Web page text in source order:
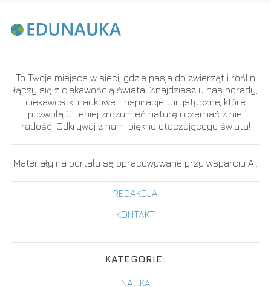
To Twoje miejsce w sieci, gdzie pasja do zwierząt i roślin
łączy się z ciekawością świata. Znajdziesz u nas porady,
ciekawostki naukowe i inspiracje turystyczne, które
pozwolą Ci lepiej zrozumieć naturę i czerpać z niej
radość. Odkrywaj z nami piękno otaczającego świata!
Materiały na portalu są opracowywane przy wsparciu AI.
REDAKCJA
KONTAKT
KATEGORIE:
NAUKA